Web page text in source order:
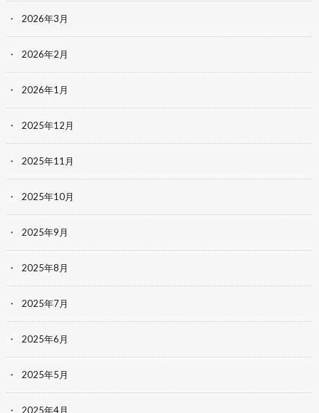
2026年3月
2026年2月
2026年1月
2025年12月
2025年11月
2025年10月
2025年9月
2025年8月
2025年7月
2025年6月
2025年5月
2025年4月